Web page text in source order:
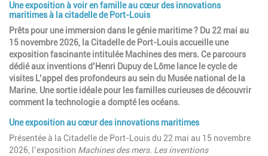
Une exposition à voir en famille au cœur des innovations
maritimes à la citadelle de Port-Louis
Prêts pour une immersion dans le génie maritime ? Du 22 mai au
15 novembre 2026, la Citadelle de Port-Louis accueille une
exposition fascinante intitulée Machines des mers. Ce parcours
dédié aux inventions d’Henri Dupuy de Lôme lance le cycle de
visites L’appel des profondeurs au sein du Musée national de la
Marine. Une sortie idéale pour les familles curieuses de découvrir
comment la technologie a dompté les océans.
Une exposition au cœur des innovations maritimes
Présentée à la Citadelle de Port-Louis du 22 mai au 15 novembre
2026, l’exposition Machines des mers. Les inventions